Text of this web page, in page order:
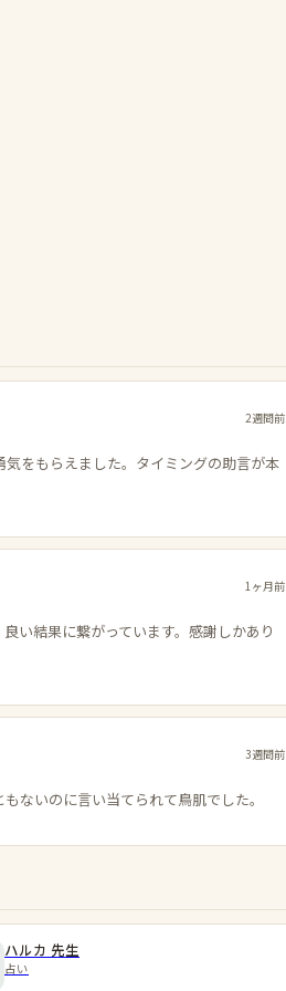
2週間前
をもらえました。タイミングの助言が本
1ヶ月前
い結果に繋がっています。感謝しかあり
3週間前
ないのに言い当てられて鳥肌でした。
ハルカ 先生
占い